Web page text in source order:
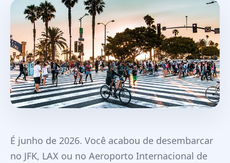
É junho de 2026. Você acabou de desembarcar
no JFK, LAX ou no Aeroporto Internacional de